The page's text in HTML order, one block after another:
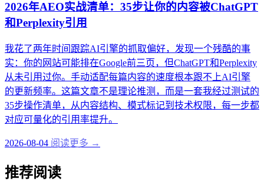
2026年AEO实战清单：35步让你的内容被ChatGPT
和Perplexity引用
我花了两年时间跟踪AI引擎的抓取偏好，发现一个残酷的事
实：你的网站可能排在Google前三页，但ChatGPT和Perplexity
从未引用过你。手动适配每篇内容的速度根本跟不上AI引擎
的更新频率。这篇文章不是理论推测，而是一套我经过测试的
35步操作清单，从内容结构、模式标记到技术权限，每一步都
对应可量化的引用率提升。
2026-08-04 阅读更多 →
推荐阅读